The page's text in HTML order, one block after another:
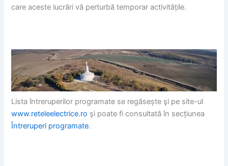
care aceste lucrări vă perturbă temporar activitățile.
Lista întreruperilor programate se regăsește şi pe site-ul
www.reteleelectrice.ro şi poate fi consultată în secțiunea
Întreruperi programate.